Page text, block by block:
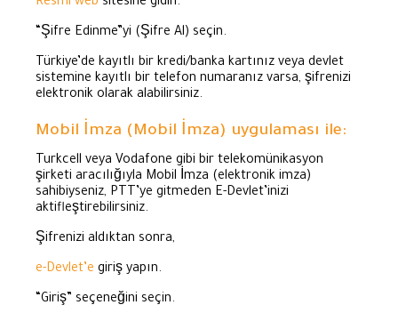
“Şifre Edinme”yi (Şifre Al) seçin.
Türkiye’de kayıtlı bir kredi/banka kartınız veya devlet
sistemine kayıtlı bir telefon numaranız varsa, şifrenizi
elektronik olarak alabilirsiniz.
Mobil İmza (Mobil İmza) uygulaması ile:
Turkcell veya Vodafone gibi bir telekomünikasyon
şirketi aracılığıyla Mobil İmza (elektronik imza)
sahibiyseniz, PTT’ye gitmeden E-Devlet’inizi
aktifleştirebilirsiniz.
Şifrenizi aldıktan sonra,
e-Devlet’e giriş yapın.
“Giriş” seçeneğini seçin.